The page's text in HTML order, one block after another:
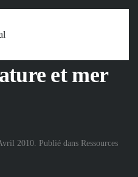
et mer
et mer
2010. Publié dans Ressources